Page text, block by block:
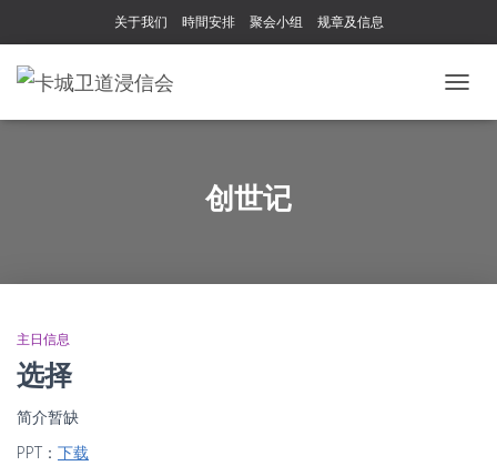
关于我们 時間安排 聚会小组 规章及信息
创世记
主日信息
选择
简介暂缺
PPT： 下载